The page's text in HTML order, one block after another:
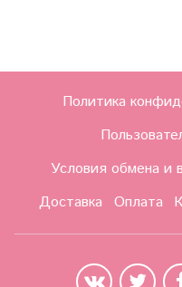
Политика
Условия обмена и
Доставка
Оплата